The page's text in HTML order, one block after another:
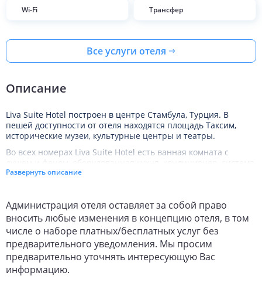
Wi-Fi Трансфер
Все услуги отеля
Описание
Liva Suite Hotel построен в центре Стамбула, Турция. В
пешей доступности от отеля находятся площадь Таксим,
исторические музеи, культурные центры и театры.
Во всех номерах Liva Suite Hotel есть ванная комната с
душем и феном, оборудованная кухня, кондиционер, система
отопления, телевизор, телефон и Wi-Fi. В отеле обустроены
Персонал Liva Suite Hotel организует трансфер. Гости могут
пользоваться общественной парковкой, которая находится
рядом с отелем.
Развернуть описание
Администрация отеля оставляет за собой право
вносить любые изменения в концепцию отеля, в том
числе о наборе платных/бесплатных услуг без
предварительного уведомления. Мы просим
предварительно уточнять интересующую Вас
информацию.